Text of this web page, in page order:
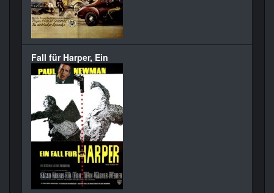
Fall für Harper, Ein